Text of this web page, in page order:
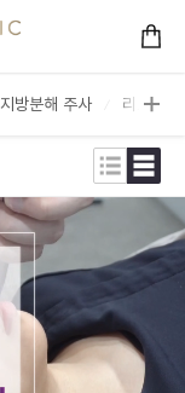
지방분해 주사 리프팅/